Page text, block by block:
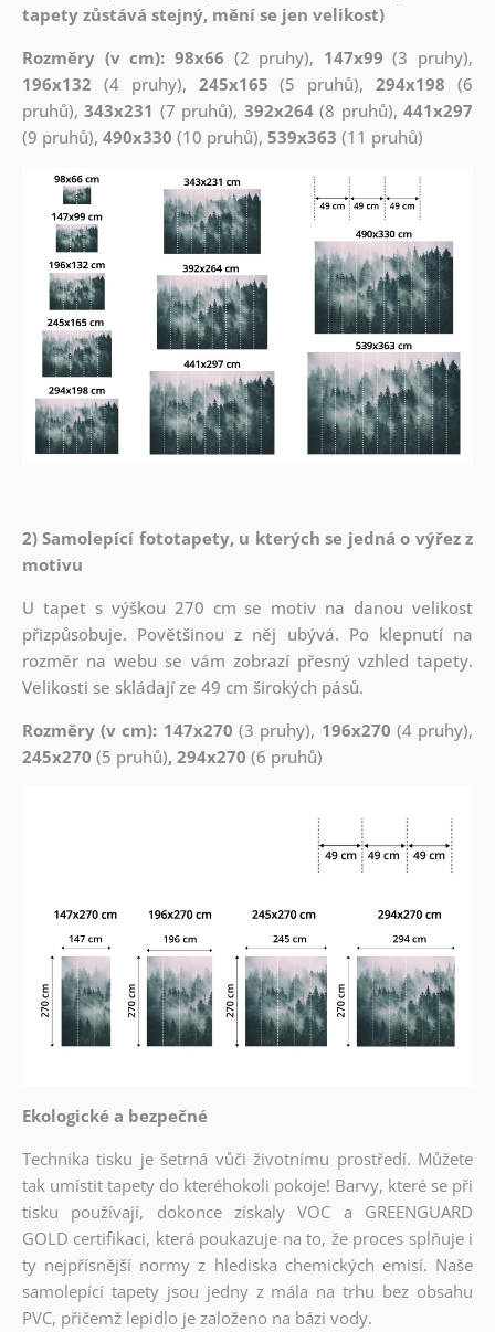
tapety zůstává stejný, mění se jen velikost)
Rozměry (v cm): 98x66 (2 pruhy), 147x99 (3 pruhy),
196x132 (4 pruhy), 245x165 (5 pruhů),294x198 (6
pruhů),343x231 (7 pruhů), 392x264(8 pruhů),441x297
(9 pruhů), 490x330 (10 pruhů), 539x363 (11 pruhů)
2) Samolepící fototapety, u kterých se jedná o výřez z
motivu
U tapet s výškou 270 cm se motiv na danou velikost
přizpůsobuje. Povětšinou z něj ubývá. Po klepnutí na
rozměr na webu se vám zobrazí přesný vzhled tapety.
Velikosti se skládají ze 49 cm širokých pásů.
Rozměry (v cm): 147x270 (3 pruhy), 196x270 (4 pruhy),
245x270 (5 pruhů), 294x270 (6 pruhů)
Ekologické a bezpečné
Technika tisku je šetrná vůči životnímu prostředí. Můžete
tak umístit tapety do kteréhokoli pokoje! Barvy, které se při
tisku používají, dokonce získaly VOC a GREENGUARD
GOLD certifikaci, která poukazuje na to, že proces splňuje i
ty nejpřísnější normy z hlediska chemických emisí. Naše
samolepící tapety jsou jedny z mála na trhu bez obsahu
PVC, přičemž lepidlo je založeno na bázi vody.